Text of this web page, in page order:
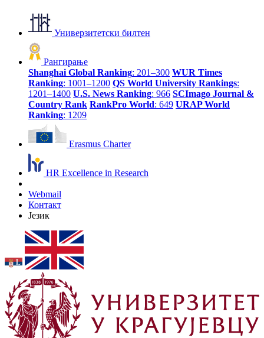
Универзитетски билтен
Рангирање
Shanghai Global Ranking: 201–300 WUR Times
Ranking: 1001–1200 QS World University Rankings:
1201–1400 U.S. News Ranking: 966 SCImago Journal &
Country Rank RankPro World: 649 URAP World
Ranking: 1209
Erasmus Charter
HR Excellence in Research
Webmail
Контакт
Језик